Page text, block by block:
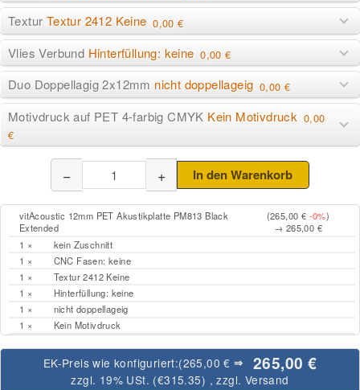
Textur Textur 2412 Keine 0,00 €
Vlies Verbund Hinterfüllung: keine 0,00 €
Duo Doppellagig 2x12mm nicht doppellageig 0,00 €
Motivdruck auf PET 4-farbig CMYK Kein Motivdruck 0,00
€
vitAcoustic 12mm PET Akustikplatte PM813 Black
Extended
(265,00 € -0%)
→ 265,00 €
1 ×
kein Zuschnitt
1 ×
CNC Fasen: keine
1 ×
Textur 2412 Keine
1 ×
Hinterfüllung: keine
1 ×
nicht doppellageig
1 ×
Kein Motivdruck
EK-Preis wie konfiguriert:(265,00 € ⇒ 265,00 €
zzgl. 19% USt. (€315.35) , zzgl. Versand
− + In den Warenkorb